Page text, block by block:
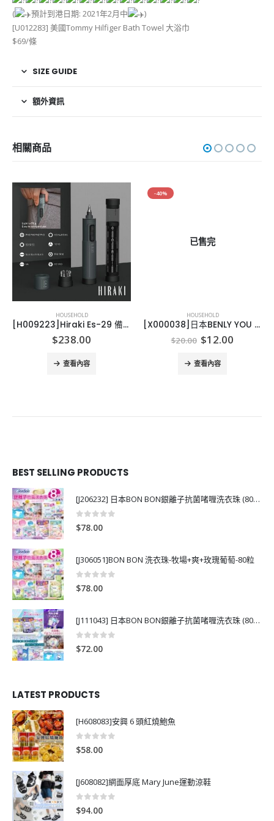
( 預計到港日期: 2021年2月中
)
[U012283] 美國Tommy Hilfiger Bath Towel 大浴巾
$69/條
SIZE GUIDE
額外資訊
相關商品
HOUSEHOLD
[H009223]Hiraki Es-29 備有29款螺絲批嘴
$238.00
查看內容
-40%
已售完
HOUSEHOLD
[X000038]日本BENLY YOU 溶髪除汙清渠劑
$20.00 Original
price
was:
$20.00.
$12.00
查看內容
BEST SELLING PRODUCTS
[J206232] 日本BON BON銀離子抗菌啫喱洗衣珠 (80粒)
0out of 5
$78.00
[J306051]BON BON 洗衣珠-牧場+爽+玫瑰葡萄-80粒
0
$78.00
[J111043] 日本BON BON銀離子抗菌啫喱洗衣珠 (80粒)
0
$72.00
LATEST PRODUCTS
[H608083]安興 6 頭紅燒鮑魚
0out of 5
$58.00
[J608082]網面厚底 Mary June運動涼鞋
0 out of 5
$94.00